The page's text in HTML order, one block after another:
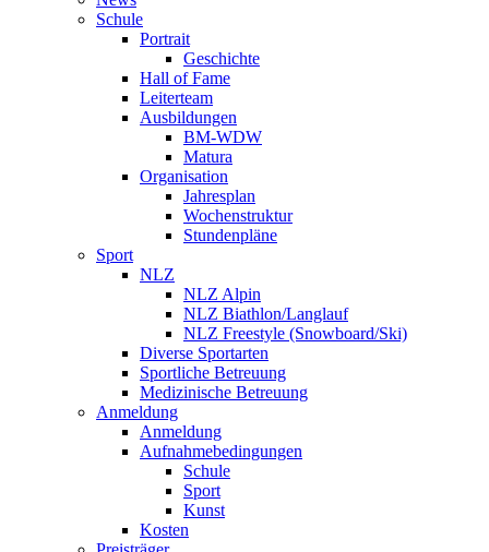
Schule
Portrait
Geschichte
Hall of Fame
Leiterteam
Ausbildungen
BM-WDW
Matura
Organisation
Jahresplan
Wochenstruktur
Stundenpläne
Sport
NLZ
NLZ Alpin
NLZ Biathlon/Langlauf
NLZ Freestyle (Snowboard/Ski)
Diverse Sportarten
Sportliche Betreuung
Medizinische Betreuung
Anmeldung
Anmeldung
Aufnahmebedingungen
Schule
Sport
Kunst
Kosten